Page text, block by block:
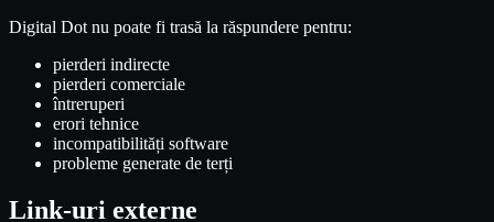
Digital Dot nu poate fi trasă la răspundere pentru:
pierderi indirecte
pierderi comerciale
întreruperi
erori tehnice
incompatibilități software
probleme generate de terți
Link-uri externe